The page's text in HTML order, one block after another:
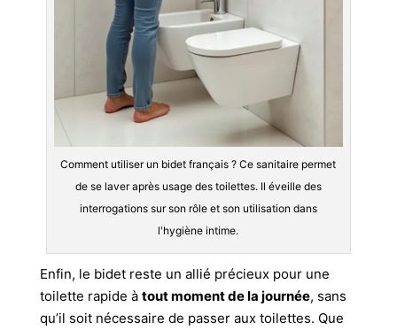
Comment utiliser un bidet français ? Ce sanitaire permet
de se laver après usage des toilettes. Il éveille des
interrogations sur son rôle et son utilisation dans
l'hygiène intime.
Enfin, le bidet reste un allié précieux pour une
toilette rapide à tout moment de la journée, sans
qu’il soit nécessaire de passer aux toilettes. Que